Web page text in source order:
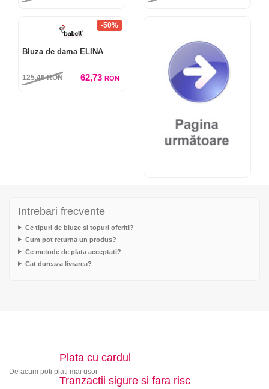
-50%
Bluza de dama ELINA
125,46RON 62,73 RON
Intrebari frecvente
Ce tipuri de bluze si topuri oferiti?
Cum pot returna un produs?
Ce metode de plata acceptati?
Cat dureaza livrarea?
Plata cu cardul
De acum poti plati mai usor
Tranzactii sigure si fara risc